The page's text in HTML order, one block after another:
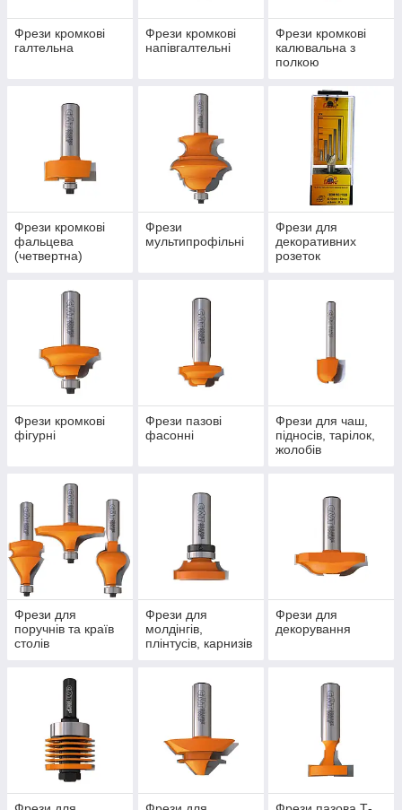
Фрези кромкові
галтельна
Фрези кромкові
напівгалтельні
Фрези кромкові
калювальна з
полкою
Фрези кромкові
фальцева
(четвертна)
Фрези
мультипрофільні
Фрези для
декоративних
розеток
Фрези кромкові
фігурні
Фрези пазові
фасонні
Фрези для чаш,
підносів, тарілок,
жолобів
Фрези для
поручнів та країв
столів
Фрези для
молдінгів,
плінтусів, карнизів
Фрези для
декорування